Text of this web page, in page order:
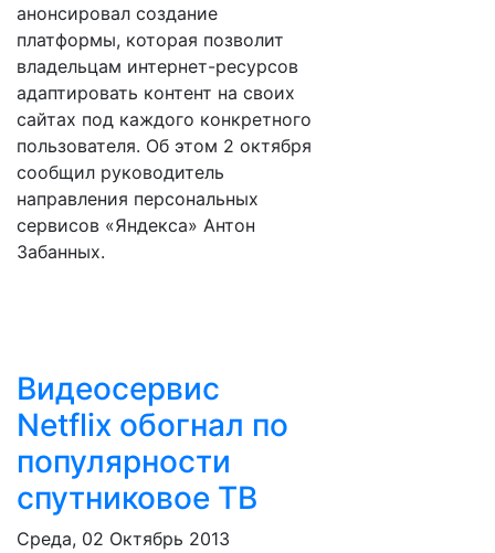
анонсировал создание
платформы, которая позволит
владельцам интернет-ресурсов
адаптировать контент на своих
сайтах под каждого конкретного
пользователя. Об этом 2 октября
сообщил руководитель
направления персональных
сервисов «Яндекса» Антон
Забанных.
Видеосервис
Netflix обогнал по
популярности
спутниковое ТВ
Среда, 02 Октябрь 2013